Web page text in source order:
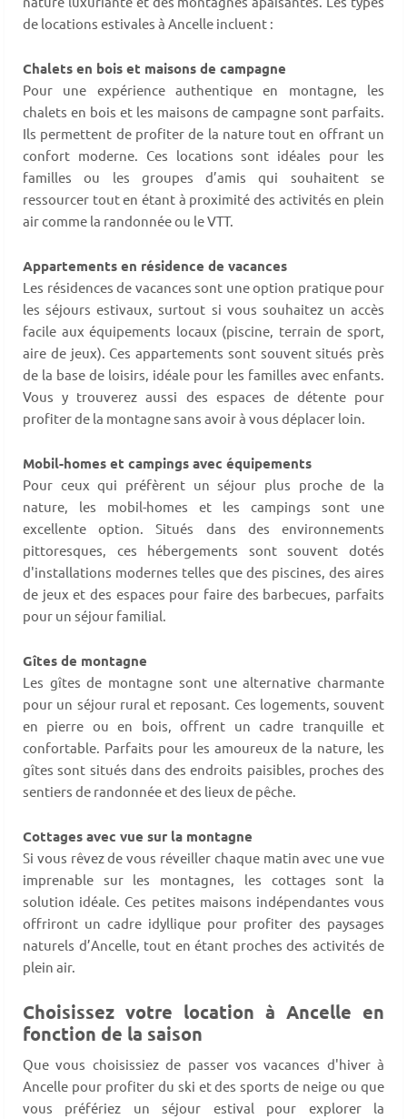
de locations estivales à Ancelle incluent :
Chalets en bois et maisons de campagne
Pour une expérience authentique en montagne, les
chalets en bois et les maisons de campagne sont parfaits.
Ils permettent de profiter de la nature tout en offrant un
confort moderne. Ces locations sont idéales pour les
familles ou les groupes d’amis qui souhaitent se
ressourcer tout en étant à proximité des activités en plein
air comme la randonnée ou le VTT.
Appartements en résidence de vacances
Les résidences de vacances sont une option pratique pour
les séjours estivaux, surtout si vous souhaitez un accès
facile aux équipements locaux (piscine, terrain de sport,
aire de jeux). Ces appartements sont souvent situés près
de la base de loisirs, idéale pour les familles avec enfants.
Vous y trouverez aussi des espaces de détente pour
profiter de la montagne sans avoir à vous déplacer loin.
Mobil-homes et campings avec équipements
Pour ceux qui préfèrent un séjour plus proche de la
nature, les mobil-homes et les campings sont une
excellente option. Situés dans des environnements
pittoresques, ces hébergements sont souvent dotés
d'installations modernes telles que des piscines, des aires
de jeux et des espaces pour faire des barbecues, parfaits
pour un séjour familial.
Gîtes de montagne
Les gîtes de montagne sont une alternative charmante
pour un séjour rural et reposant. Ces logements, souvent
en pierre ou en bois, offrent un cadre tranquille et
confortable. Parfaits pour les amoureux de la nature, les
gîtes sont situés dans des endroits paisibles, proches des
sentiers de randonnée et des lieux de pêche.
Cottages avec vue sur la montagne
Si vous rêvez de vous réveiller chaque matin avec une vue
imprenable sur les montagnes, les cottages sont la
solution idéale. Ces petites maisons indépendantes vous
offriront un cadre idyllique pour profiter des paysages
naturels d’Ancelle, tout en étant proches des activités de
plein air.
Choisissez votre location à Ancelle en
fonction de la saison
Que vous choisissiez de passer vos vacances d'hiver à
Ancelle pour profiter du ski et des sports de neige ou que
vous préfériez un séjour estival pour explorer la